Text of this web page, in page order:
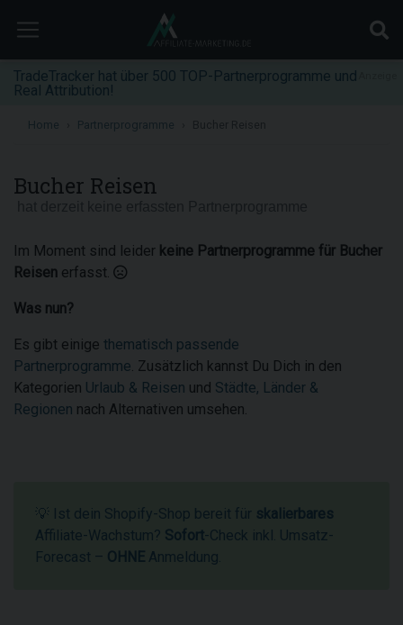
TradeTracker hat über 500 TOP-Partnerprogramme und
Real Attribution!
Home Partnerprogramme
Bucher Reisen
Im Moment sind leider keine Partnerprogramme für Bucher
Reisen erfasst.
Was nun?
Es gibt einige thematisch passende
Partnerprogramme. Zusätzlich kannst Du Dich in den
Kategorien Urlaub & Reisen und Städte, Länder &
Regionen nach Alternativen umsehen.
💡 Ist dein Shopify-Shop bereit für skalierbares
Affiliate-Wachstum? Sofort-Check inkl. Umsatz-
Forecast – OHNE Anmeldung.